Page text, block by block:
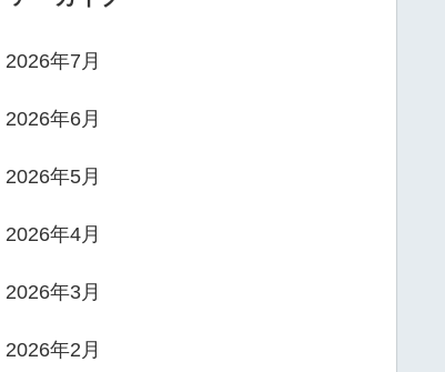
2026年7月
2026年6月
2026年5月
2026年4月
2026年3月
2026年2月